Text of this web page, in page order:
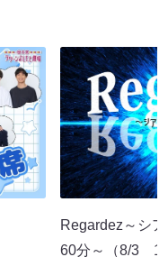
Regardez～シ
60分～（8/3